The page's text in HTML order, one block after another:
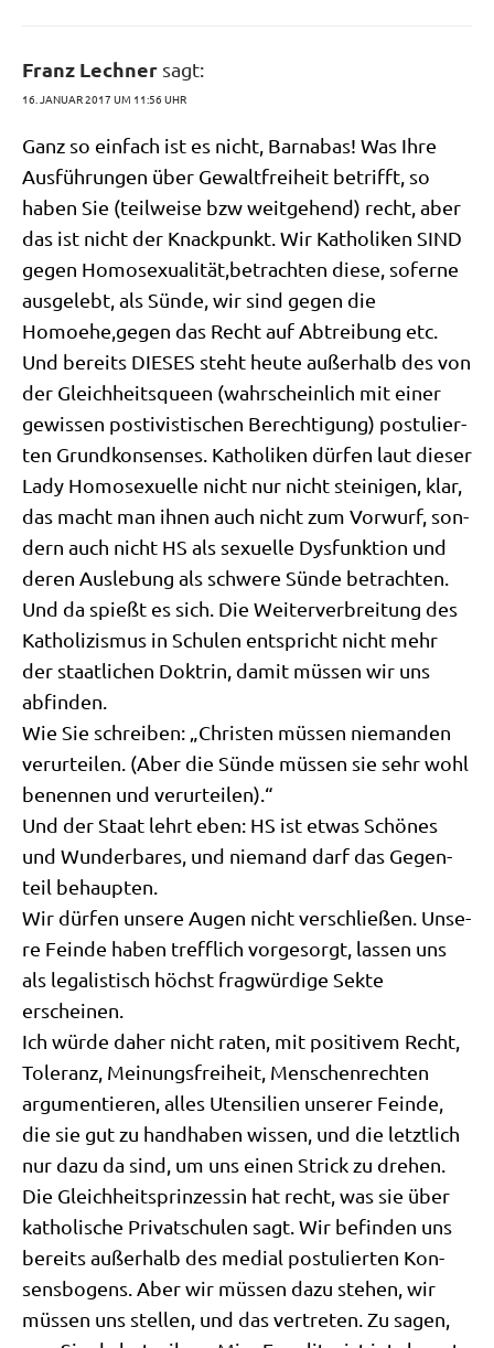
Franz Lechner sagt:
16. JANUAR 2017 UM 11:56 UHR
Ganz so ein­fach ist es nicht, Bar­na­bas! Was Ihre
Aus­füh­run­gen über Gewalt­frei­heit betrifft, so
haben Sie (teil­wei­se bzw weit­ge­hend) recht, aber
das ist nicht der Knack­punkt. Wir Katho­li­ken SIND
gegen Homosexualität,betrachten die­se, sofer­ne
aus­ge­lebt, als Sün­de, wir sind gegen die
Homoehe,gegen das Recht auf Abtrei­bung etc.
Und bereits DIESES steht heu­te außer­halb des von
der Gleich­heits­queen (wahr­schein­lich mit einer
gewis­sen posti­vi­sti­schen Berech­ti­gung) postu­lier­
ten Grund­kon­sen­ses. Katho­li­ken dür­fen laut die­ser
Lady Homo­se­xu­el­le nicht nur nicht stei­ni­gen, klar,
das macht man ihnen auch nicht zum Vor­wurf, son­
dern auch nicht HS als sexu­el­le Dys­funk­ti­on und
deren Aus­le­bung als schwe­re Sün­de betrach­ten.
Und da spießt es sich. Die Wei­ter­ver­brei­tung des
Katho­li­zis­mus in Schu­len ent­spricht nicht mehr
der staat­li­chen Dok­trin, damit müs­sen wir uns
abfinden.
Wie Sie schrei­ben: „Chri­sten müs­sen nie­man­den
ver­ur­tei­len. (Aber die Sün­de müs­sen sie sehr wohl
benen­nen und verurteilen).“
Und der Staat lehrt eben: HS ist etwas Schö­nes
und Wun­der­ba­res, und nie­mand darf das Gegen­
teil behaupten.
Wir dür­fen unse­re Augen nicht ver­schlie­ßen. Unse­
re Fein­de haben treff­lich vor­ge­sorgt, las­sen uns
als lega­li­stisch höchst frag­wür­di­ge Sek­te
erscheinen.
Ich wür­de daher nicht raten, mit posi­ti­vem Recht,
Tole­ranz, Mei­nungs­frei­heit, Men­schen­rech­ten
argu­men­tie­ren, alles Uten­si­li­en unse­rer Fein­de,
die sie gut zu hand­ha­ben wis­sen, und die letzt­lich
nur dazu da sind, um uns einen Strick zu drehen.
Die Gleich­heits­prin­zes­sin hat recht, was sie über
katho­li­sche Pri­vat­schu­len sagt. Wir befin­den uns
bereits außer­halb des medi­al postu­lier­ten Kon­
sens­bo­gens. Aber wir müs­sen dazu ste­hen, wir
müs­sen uns stel­len, und das ver­tre­ten. Zu sagen,